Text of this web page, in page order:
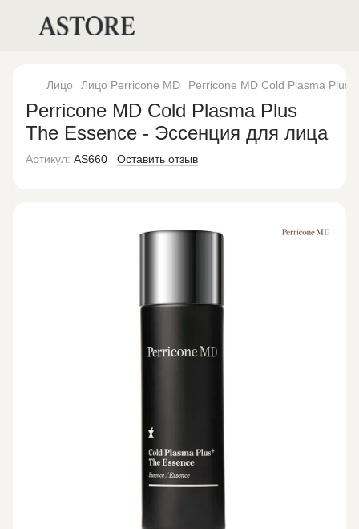
Лицо Лицо Perricone MD Perricone MD Cold Plasma Plus
Perricone MD Cold Plasma Plus
The Essence - Эссенция для лица
Артикул: AS660 Оставить отзыв